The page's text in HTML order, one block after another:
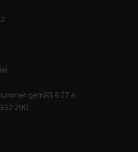
gemäß § 27 a
290